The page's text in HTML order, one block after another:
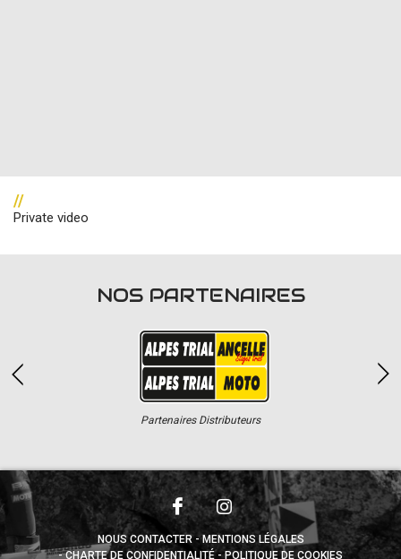
//
Private video
NOS PARTENAIRES
Partenaires Distributeurs
NOUS CONTACTER
MENTIONS LÉGALES
CHARTE DE CONFIDENTIALITÉ
POLITIQUE DE COOKIES